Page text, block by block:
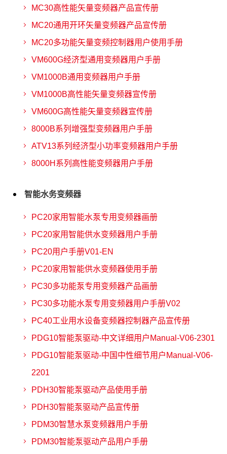
MC30高性能矢量变频器产品宣传册
MC20通用开环矢量变频器产品宣传册
MC20多功能矢量变频控制器用户使用手册
VM600G经济型通用变频器用户手册
VM1000B通用变频器用户手册
VM1000B高性能矢量变频器宣传册
VM600G高性能矢量变频器宣传册
8000B系列增强型变频器用户手册
ATV13系列经济型小功率变频器用户手册
8000H系列高性能变频器用户手册
智能水务变频器
PC20家用智能水泵专用变频器画册
PC20家用智能供水变频器用户手册
PC20用户手册V01-EN
PC20家用智能供水变频器使用手册
PC30多功能泵专用变频器产品画册
PC30多功能水泵专用变频器用户手册V02
PC40工业用水设备变频器控制器产品宣传册
PDG10智能泵驱动-中文详细用户Manual-V06-2301
PDG10智能泵驱动-中国中性细节用户Manual-V06-
2201
PDH30智能泵驱动产品使用手册
PDH30智能泵驱动产品宣传册
PDM30智慧水泵变频器用户手册
PDM30智能泵驱动产品用户手册